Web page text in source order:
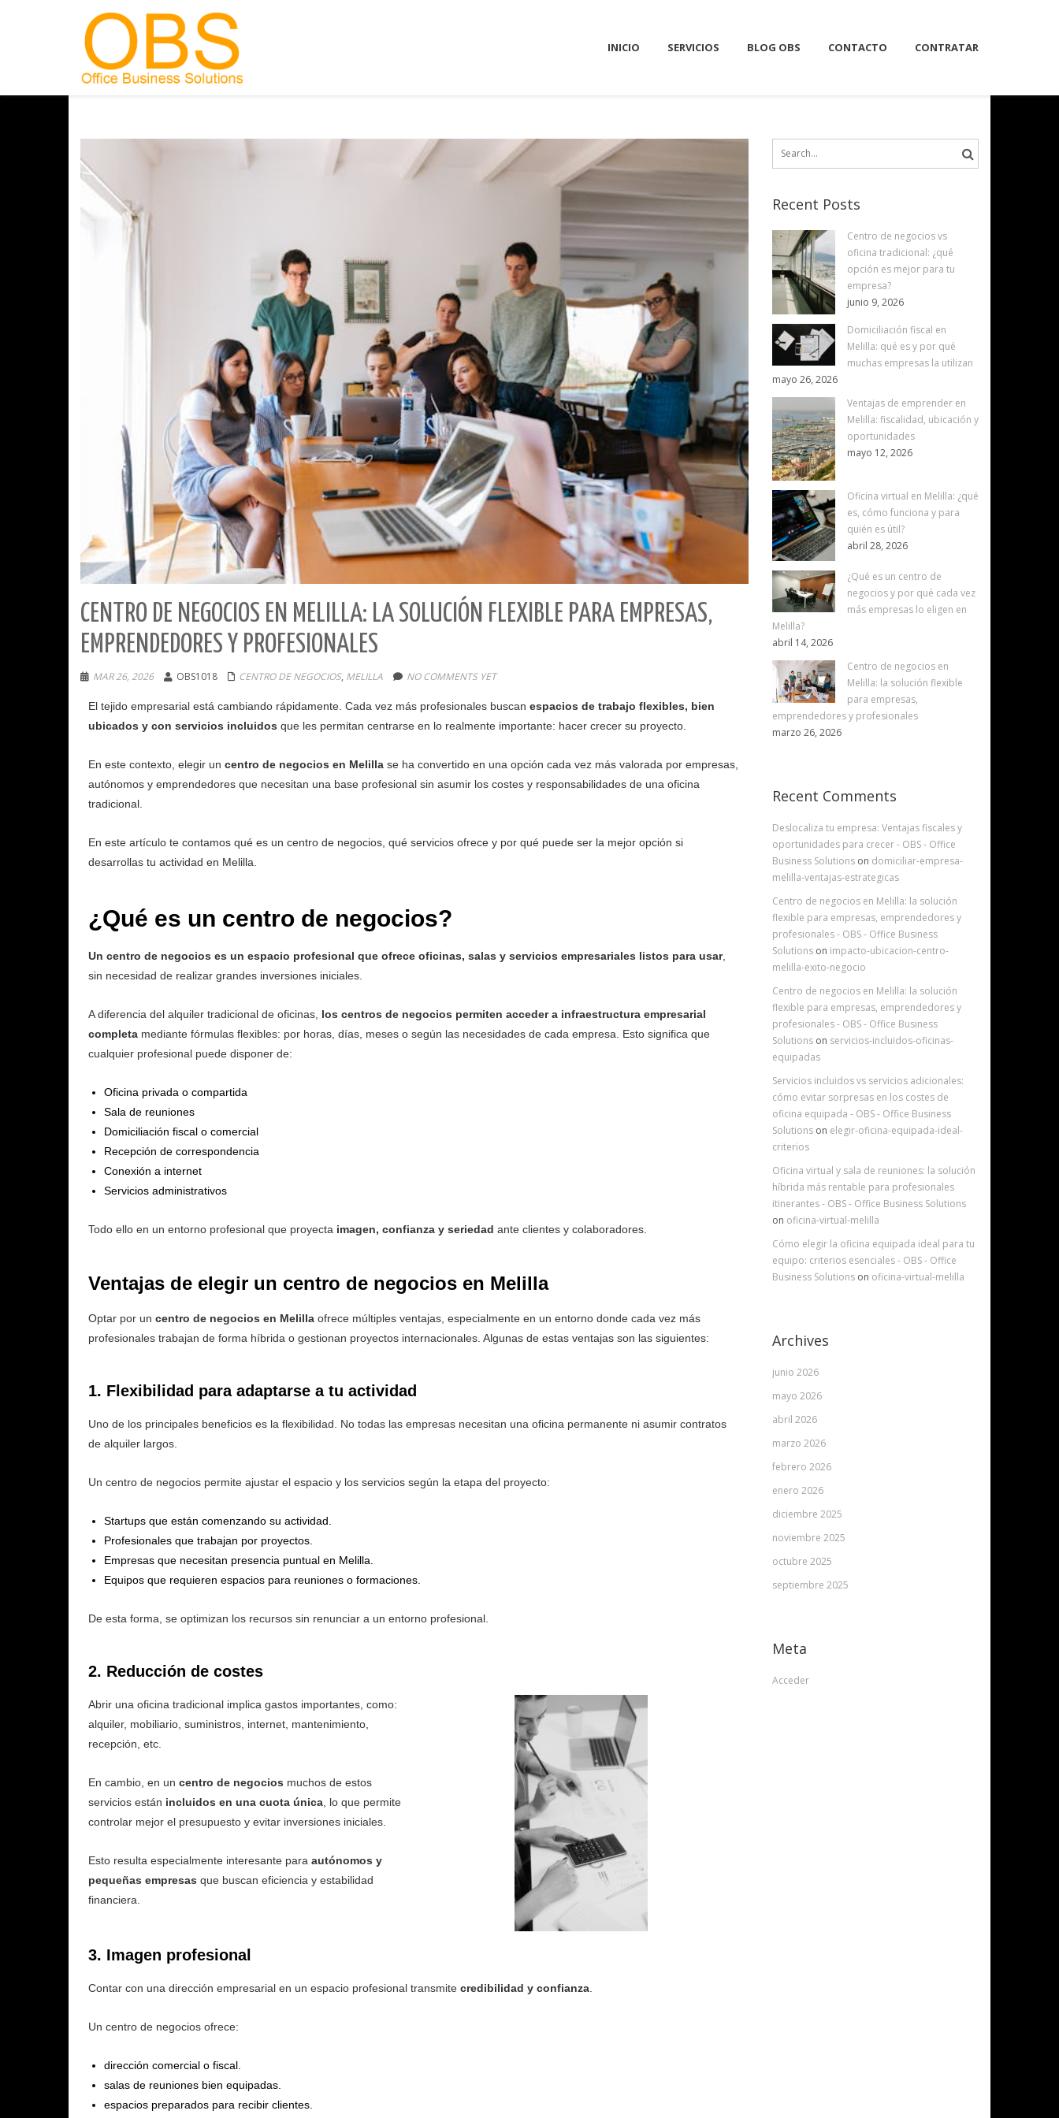
INICIO SERVICIOS BLOG OBS CONTACTO CONTRATAR
CENTRO DE NEGOCIOS EN MELILLA: LA SOLUCIÓN FLEXIBLE PARA EMPRESAS,
EMPRENDEDORES Y PROFESIONALES
MAR 26, 2026 OBS1018 CENTRO DE NEGOCIOS, MELILLA NO COMMENTS YET
El tejido empresarial está cambiando rápidamente. Cada vez más profesionales buscan espacios de trabajo flexibles, bien
ubicados y con servicios incluidos que les permitan centrarse en lo realmente importante: hacer crecer su proyecto.
En este contexto, elegir un centro de negocios en Melilla se ha convertido en una opción cada vez más valorada por empresas,
autónomos y emprendedores que necesitan una base profesional sin asumir los costes y responsabilidades de una oficina
tradicional.
En este artículo te contamos qué es un centro de negocios, qué servicios ofrece y por qué puede ser la mejor opción si
desarrollas tu actividad en Melilla.
¿Qué es un centro de negocios?
Un centro de negocios es un espacio profesional que ofrece oficinas, salas y servicios empresariales listos para usar,
sin necesidad de realizar grandes inversiones iniciales.
A diferencia del alquiler tradicional de oficinas, los centros de negocios permiten acceder a infraestructura empresarial
completa mediante fórmulas flexibles: por horas, días, meses o según las necesidades de cada empresa. Esto significa que
cualquier profesional puede disponer de:
Oficina privada o compartida
Sala de reuniones
Domiciliación fiscal o comercial
Recepción de correspondencia
Conexión a internet
Servicios administrativos
Todo ello en un entorno profesional que proyecta imagen, confianza y seriedad ante clientes y colaboradores.
Ventajas de elegir un centro de negocios en Melilla
Optar por un centro de negocios en Melilla ofrece múltiples ventajas, especialmente en un entorno donde cada vez más
profesionales trabajan de forma híbrida o gestionan proyectos internacionales. Algunas de estas ventajas son las siguientes:
1. Flexibilidad para adaptarse a tu actividad
Uno de los principales beneficios es la flexibilidad. No todas las empresas necesitan una oficina permanente ni asumir contratos
de alquiler largos.
Un centro de negocios permite ajustar el espacio y los servicios según la etapa del proyecto:
Startups que están comenzando su actividad.
Profesionales que trabajan por proyectos.
Empresas que necesitan presencia puntual en Melilla.
Equipos que requieren espacios para reuniones o formaciones.
De esta forma, se optimizan los recursos sin renunciar a un entorno profesional.
2. Reducción de costes
Abrir una oficina tradicional implica gastos importantes, como:
alquiler, mobiliario, suministros, internet, mantenimiento,
recepción, etc.
En cambio, en un centro de negocios muchos de estos
servicios están incluidos en una cuota única, lo que permite
controlar mejor el presupuesto y evitar inversiones iniciales.
Esto resulta especialmente interesante para autónomos y
pequeñas empresas que buscan eficiencia y estabilidad
financiera.
3. Imagen profesional
Contar con una dirección empresarial en un espacio profesional transmite credibilidad y confianza.
Un centro de negocios ofrece:
dirección comercial o fiscal.
salas de reuniones bien equipadas.
espacios preparados para recibir clientes.
Search
Recent Posts
Centro de negocios vs
oficina tradicional: ¿qué
opción es mejor para tu
empresa?
junio 9, 2026
Domiciliación fiscal en
Melilla: qué es y por qué
muchas empresas la utilizan
mayo 26, 2026
Ventajas de emprender en
Melilla: fiscalidad, ubicación y
oportunidades
mayo 12, 2026
Oficina virtual en Melilla: ¿qué
es, cómo funciona y para
quién es útil?
abril 28, 2026
¿Qué es un centro de
negocios y por qué cada vez
más empresas lo eligen en
Melilla?
abril 14, 2026
Centro de negocios en
Melilla: la solución flexible
para empresas,
emprendedores y profesionales
marzo 26, 2026
Recent Comments
Deslocaliza tu empresa: Ventajas fiscales y
oportunidades para crecer - OBS - Office
Business Solutions on domiciliar-empresa-
melilla-ventajas-estrategicas
Centro de negocios en Melilla: la solución
flexible para empresas, emprendedores y
profesionales - OBS - Office Business
Solutions on impacto-ubicacion-centro-
melilla-exito-negocio
Centro de negocios en Melilla: la solución
flexible para empresas, emprendedores y
profesionales - OBS - Office Business
Solutions on servicios-incluidos-oficinas-
equipadas
Servicios incluidos vs servicios adicionales:
cómo evitar sorpresas en los costes de
oficina equipada - OBS - Office Business
Solutions on elegir-oficina-equipada-ideal-
criterios
Oficina virtual y sala de reuniones: la solución
híbrida más rentable para profesionales
itinerantes - OBS - Office Business Solutions
on oficina-virtual-melilla
Cómo elegir la oficina equipada ideal para tu
equipo: criterios esenciales - OBS - Office
Business Solutions on oficina-virtual-melilla
Archives
junio 2026
mayo 2026
abril 2026
marzo 2026
febrero 2026
enero 2026
diciembre 2025
noviembre 2025
octubre 2025
septiembre 2025
Meta
Acceder